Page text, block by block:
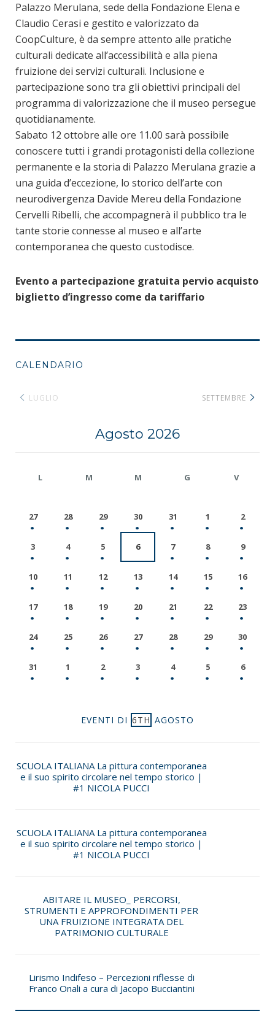
Palazzo Merulana, sede della Fondazione Elena e
Claudio Cerasi e gestito e valorizzato da
CoopCulture, è da sempre attento alle pratiche
culturali dedicate all’accessibilità e alla piena
fruizione dei servizi culturali. Inclusione e
partecipazione sono tra gli obiettivi principali del
programma di valorizzazione che il museo persegue
quotidianamente.
Sabato 12 ottobre alle ore 11.00 sarà possibile
conoscere tutti i grandi protagonisti della collezione
permanente e la storia di Palazzo Merulana grazie a
una guida d’eccezione, lo storico dell’arte con
neurodivergenza Davide Mereu della Fondazione
Cervelli Ribelli, che accompagnerà il pubblico tra le
tante storie connesse al museo e all’arte
contemporanea che questo custodisce.
Evento a partecipazione gratuita pervio acquisto
biglietto d’ingresso come da tariffario
CALENDARIO
LUGLIO
Agosto 2026
SETTEMBRE
L M M G V
27 28 29 30 31 1 2
3 4 5 6 7 8 9
10 11 12 13 14 15 16
17 18 19 20 21 22 23
24 25 26 27 28 29 30
31 1 2 3 4 5 6
EVENTI DI 6TH AGOSTO
SCUOLA ITALIANA La pittura contemporanea
e il suo spirito circolare nel tempo storico |
#1 NICOLA PUCCI
SCUOLA ITALIANA La pittura contemporanea
e il suo spirito circolare nel tempo storico |
#1 NICOLA PUCCI
ABITARE IL MUSEO_ PERCORSI,
STRUMENTI E APPROFONDIMENTI PER
UNA FRUIZIONE INTEGRATA DEL
PATRIMONIO CULTURALE
Lirismo Indifeso – Percezioni riflesse di
Franco Onali a cura di Jacopo Bucciantini